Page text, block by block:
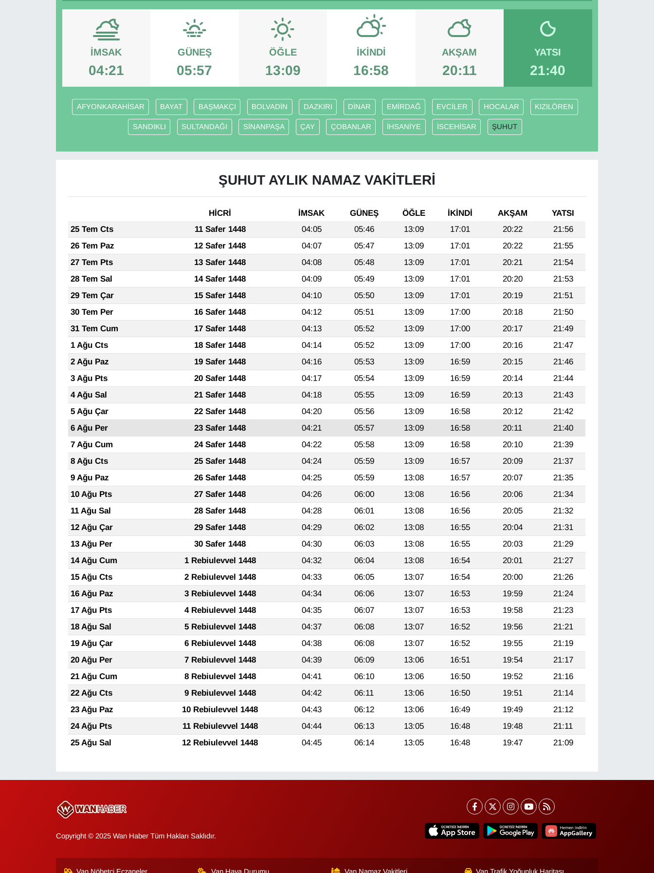
İMSAK
04:21
GÜNEŞ
05:57
ÖĞLE
13:09
İKINDI
16:58
AKŞAM
20:11
YATSI
21:40
AFYONKARAHİSAR BAYAT BAŞMAKÇI BOLVADİN DAZKIRI DİNAR EMİRDAĞ EVCİLER HOCALAR KIZILÖREN
SANDIKLI SULTANDAĞI SİNANPAŞA ÇAY ÇOBANLAR İHSANİYE İSCEHİSAR ŞUHUT
ŞUHUT AYLIK NAMAZ VAKITLERI
HİCRİ İMSAK GÜNEŞ ÖĞLE İKINDI AKŞAM
YATSI
25 Tem Cts
11 Safer 1448 04:05 05:46 13:09 17:01 20:22
21:56
26 Tem Paz
12 Safer 1448 04:07 05:47 13:09 17:01 20:22
21:55
27 Tem Pts
13 Safer 1448 04:08 05:48 13:09 17:01 20:21
21:54
28 Tem Sal
14 Safer 1448 04:09 05:49 13:09 17:01 20:20
21:53
29 Tem Çar
15 Safer 1448 04:10 05:50 13:09 17:01 20:19
21:51
30 Tem Per
16 Safer 1448 04:12 05:51 13:09 17:00 20:18
21:50
31 Tem Cum
17 Safer 1448 04:13 05:52 13:09 17:00 20:17
21:49
1 Ağu Cts
18 Safer 1448 04:14 05:52 13:09 17:00 20:16
21:47
2 Ağu Paz
19 Safer 1448 04:16 05:53 13:09 16:59 20:15
21:46
3 Ağu Pts
20 Safer 1448 04:17 05:54 13:09 16:59 20:14
21:44
4 Ağu Sal
21 Safer 1448 04:18 05:55 13:09 16:59 20:13
21:43
5 Ağu Çar
22 Safer 1448 04:20 05:56 13:09 16:58 20:12
21:42
6 Ağu Per
23 Safer 1448 04:21 05:57 13:09 16:58 20:11
21:40
7 Ağu Cum
24 Safer 1448 04:22 05:58 13:09 16:58 20:10
21:39
8 Ağu Cts
25 Safer 1448 04:24 05:59 13:09 16:57 20:09
21:37
9 Ağu Paz
26 Safer 1448 04:25 05:59 13:08 16:57 20:07
21:35
10 Ağu Pts
27 Safer 1448 04:26 06:00 13:08 16:56 20:06
21:34
11 Ağu Sal
28 Safer 1448 04:28 06:01 13:08 16:56 20:05
21:32
12 Ağu Çar
29 Safer 1448 04:29 06:02 13:08 16:55 20:04
21:31
13 Ağu Per
30 Safer 1448 04:30 06:03 13:08 16:55 20:03
21:29
14 Ağu Cum
1 Rebiulevvel 1448 04:32 06:04 13:08 16:54 20:01
21:27
15 Ağu Cts
2 Rebiulevvel 1448 04:33 06:05 13:07 16:54 20:00
21:26
16 Ağu Paz
3 Rebiulevvel 1448 04:34 06:06 13:07 16:53 19:59
21:24
17 Ağu Pts
4 Rebiulevvel 1448 04:35 06:07 13:07 16:53 19:58
21:23
18 Ağu Sal
5 Rebiulevvel 1448 04:37 06:08 13:07 16:52 19:56
21:21
19 Ağu Çar
6 Rebiulevvel 1448 04:38 06:08 13:07 16:52 19:55
21:19
20 Ağu Per
7 Rebiulevvel 1448 04:39 06:09 13:06 16:51 19:54
21:17
21 Ağu Cum
8 Rebiulevvel 1448 04:41 06:10 13:06 16:50 19:52
21:16
22 Ağu Cts
9 Rebiulevvel 1448 04:42 06:11 13:06 16:50 19:51
21:14
23 Ağu Paz
10 Rebiulevvel 1448 04:43 06:12 13:06 16:49 19:49
21:12
24 Ağu Pts
11 Rebiulevvel 1448 04:44 06:13 13:05 16:48 19:48
21:11
25 Ağu Sal
12 Rebiulevvel 1448 04:45 06:14 13:05 16:48 19:47 21:09
Copyright © 2025 Wan Haber Tüm Hakları Saklıdır.
HABERDE İNSAN
Kamu Alımları
Kim Kimdir?
Kültür & Sanat
ONE EKONOMİ
Resmi İlanlar
RÖPORTAJ
Sinema - TV
VAN'DA SPOR